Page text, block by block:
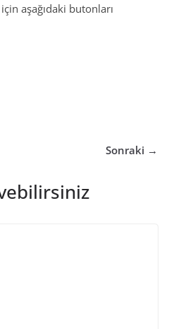
aşağıdaki butonları
Sonraki →